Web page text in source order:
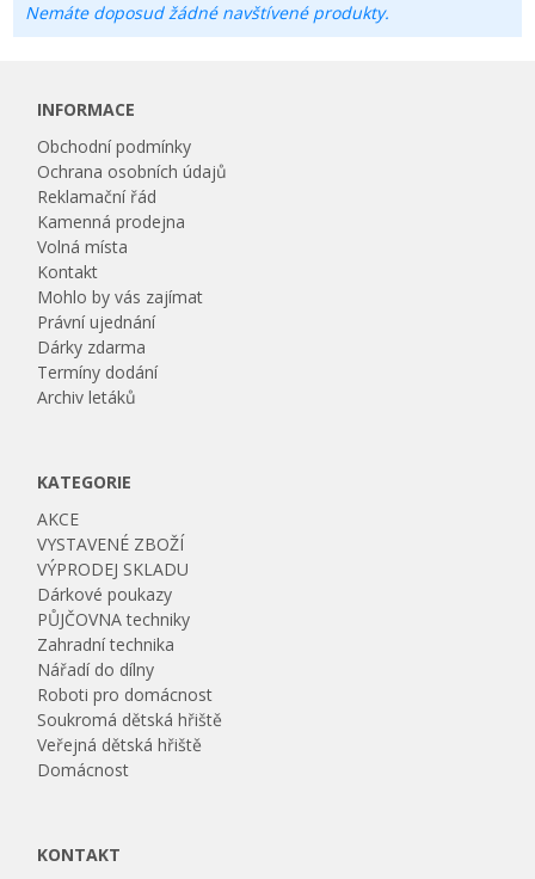
Nemáte doposud žádné navštívené produkty.
INFORMACE
Obchodní podmínky
Ochrana osobních údajů
Reklamační řád
Kamenná prodejna
Volná místa
Kontakt
Mohlo by vás zajímat
Právní ujednání
Dárky zdarma
Termíny dodání
Archiv letáků
KATEGORIE
AKCE
VYSTAVENÉ ZBOŽÍ
VÝPRODEJ SKLADU
Dárkové poukazy
PŮJČOVNA techniky
Zahradní technika
Nářadí do dílny
Roboti pro domácnost
Soukromá dětská hřiště
Veřejná dětská hřiště
Domácnost
KONTAKT